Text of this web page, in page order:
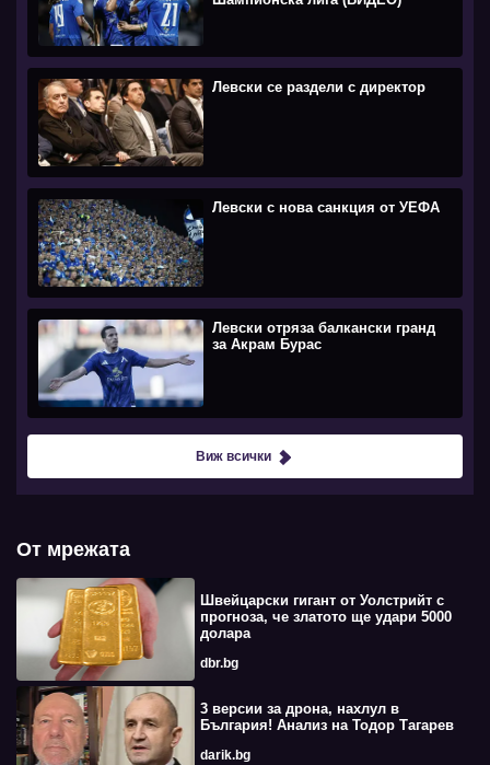
Левски се раздели с директор
Левски с нова санкция от УЕФА
Левски отряза балкански гранд
за Акрам Бурас
Виж всички
От мрежата
Швейцарски гигант от Уолстрийт с
прогноза, че златото ще удари 5000
долара
dbr.bg
3 версии за дрона, нахлул в
България! Анализ на Тодор Тагарев
darik.bg